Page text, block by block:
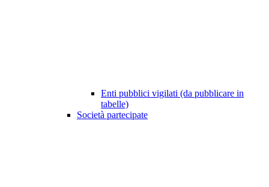
Enti pubblici vigilati (da pubblicare in
tabelle)
Società partecipate